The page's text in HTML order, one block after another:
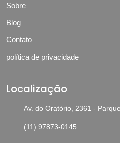
Sobre
Blog
Contato
política de privacidade
Localização
Av. do Oratório, 2361 -
(11) 97873-0145